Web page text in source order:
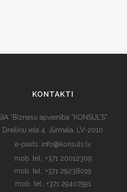
KONTAKTI
“Biznesu apvienība “KONSUL’S”
Dreiliņu iela 4, Jūrmala, LV-2010
e-pasts: info@konsuls.lv
mob. tel.: +371 20012309
mob. tel.: +371 29238019
mob. tel.: +371 29407591